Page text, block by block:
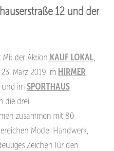
12 und der
Mit der Aktion KAUF LOKAL,
23. März 2019 im HIRMER
und im SPORTHAUS
die drei
zusammen mit 80
Mode, Handwerk,
Zeichen für den